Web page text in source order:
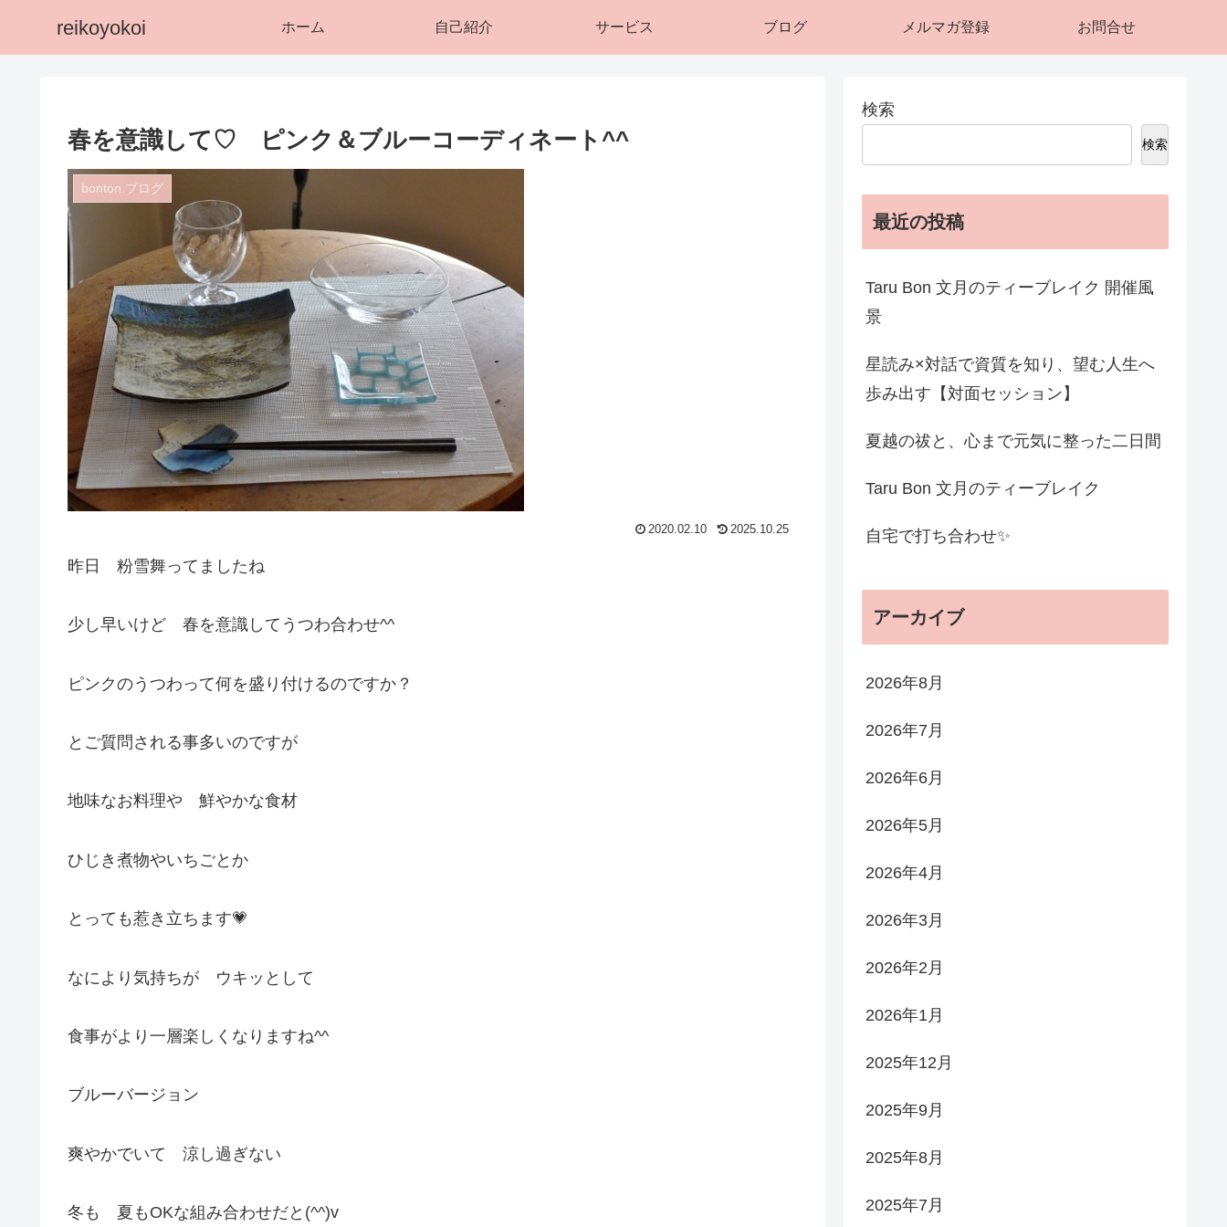
reikoyokoi ホーム 自己紹介 サービス ブログ メルマガ登録 お問合せ
春を意識して♡ ピンク＆ブルーコーディネート^^
bonton.ブログ
2020.02.10 2025.10.25
昨日 粉雪舞ってましたね
少し早いけど 春を意識してうつわ合わせ^^
ピンクのうつわって何を盛り付けるのですか？
とご質問される事多いのですが
地味なお料理や 鮮やかな食材
ひじき煮物やいちごとか
とっても惹き立ちます💗
なにより気持ちが ウキッとして
食事がより一層楽しくなりますね^^
ブルーバージョン
爽やかでいて 涼し過ぎない
冬も 夏もOKな組み合わせだと(^^)v
検索
検索
最近の投稿
Taru Bon 文月のティーブレイク 開催風
景
星読み×対話で資質を知り、望む人生へ
歩み出す【対面セッション】
夏越の祓と、心まで元気に整った二日間
Taru Bon 文月のティーブレイク
自宅で打ち合わせ✨
アーカイブ
2026年8月
2026年7月
2026年6月
2026年5月
2026年4月
2026年3月
2026年2月
2026年1月
2025年12月
2025年9月
2025年8月
2025年7月